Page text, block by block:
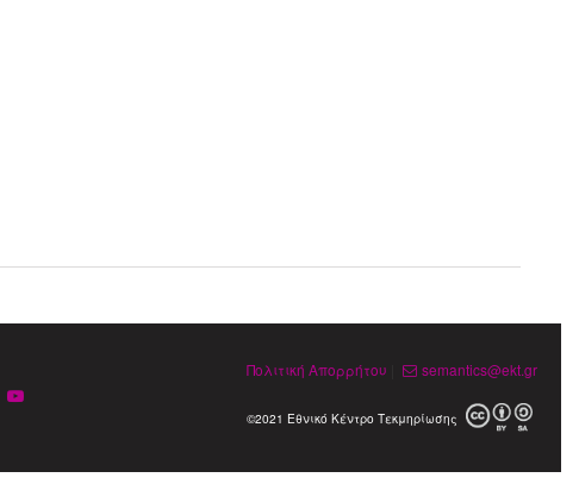
Πολιτική Απορρήτου semantics@ekt.gr
©2021 Εθνικό Κέντρο Τεκμηρίωσης